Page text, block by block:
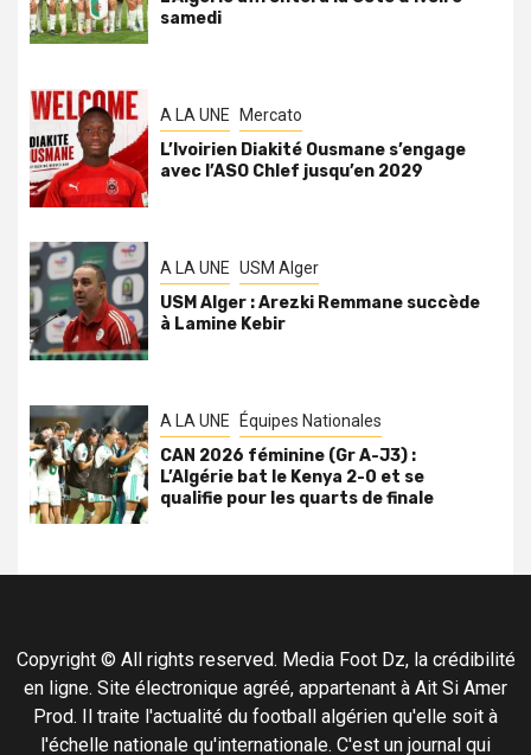
samedi
A LA UNE Mercato
L’Ivoirien Diakité Ousmane s’engage
avec l’ASO Chlef jusqu’en 2029
A LA UNE USM Alger
USM Alger : Arezki Remmane succède
à Lamine Kebir
A LA UNE Équipes Nationales
CAN 2026 féminine (Gr A-J3) :
L’Algérie bat le Kenya 2-0 et se
qualifie pour les quarts de finale
Copyright © All rights reserved. Media Foot Dz, la crédibilité
en ligne. Site électronique agréé, appartenant à Ait Si Amer
Prod. Il traite l'actualité du football algérien qu'elle soit à
l'échelle nationale qu'internationale. C'est un journal qui